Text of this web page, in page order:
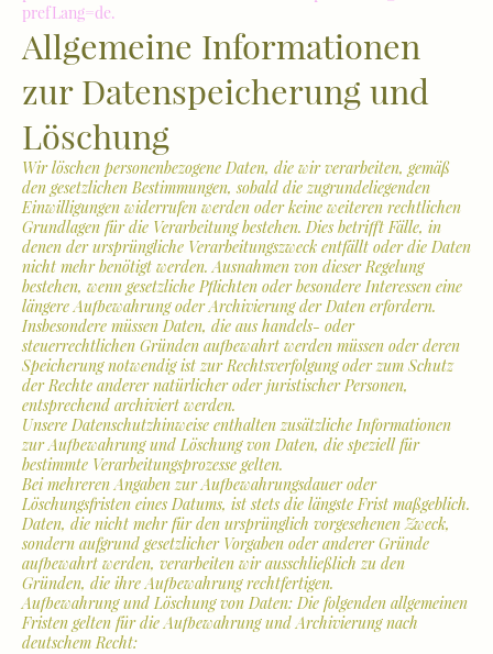
prefLang=de.
Allgemeine Informationen
zur Datenspeicherung und
Löschung
Wir löschen personenbezogene Daten, die wir verarbeiten, gemäß
den gesetzlichen Bestimmungen, sobald die zugrundeliegenden
Einwilligungen widerrufen werden oder keine weiteren rechtlichen
Grundlagen für die Verarbeitung bestehen. Dies betrifft Fälle, in
denen der ursprüngliche Verarbeitungszweck entfällt oder die Daten
nicht mehr benötigt werden. Ausnahmen von dieser Regelung
bestehen, wenn gesetzliche Pflichten oder besondere Interessen eine
längere Aufbewahrung oder Archivierung der Daten erfordern.
Insbesondere müssen Daten, die aus handels- oder
steuerrechtlichen Gründen aufbewahrt werden müssen oder deren
Speicherung notwendig ist zur Rechtsverfolgung oder zum Schutz
der Rechte anderer natürlicher oder juristischer Personen,
entsprechend archiviert werden.
Unsere Datenschutzhinweise enthalten zusätzliche Informationen
zur Aufbewahrung und Löschung von Daten, die speziell für
bestimmte Verarbeitungsprozesse gelten.
Bei mehreren Angaben zur Aufbewahrungsdauer oder
Löschungsfristen eines Datums, ist stets die längste Frist maßgeblich.
Daten, die nicht mehr für den ursprünglich vorgesehenen Zweck,
sondern aufgrund gesetzlicher Vorgaben oder anderer Gründe
aufbewahrt werden, verarbeiten wir ausschließlich zu den
Gründen, die ihre Aufbewahrung rechtfertigen.
Aufbewahrung und Löschung von Daten: Die folgenden allgemeinen
Fristen gelten für die Aufbewahrung und Archivierung nach
deutschem Recht: